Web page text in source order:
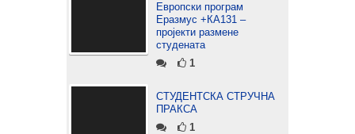
Европски програм
Еразмус +КА131 –
пројекти размене
студената
1
СТУДЕНТСКА СТРУЧНА
ПРАКСА
1